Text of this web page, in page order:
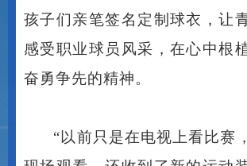
孩子们亲笔签名定制球衣，让
感受职业球员风采，在心中根
奋勇争先的精神。
“以前只是在电视上看比赛